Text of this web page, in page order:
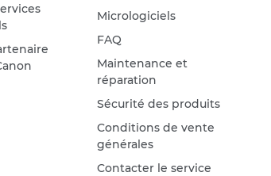
Micrologiciels
FAQ
Maintenance et
réparation
Sécurité des produits
Conditions de vente
générales
Contacter le service